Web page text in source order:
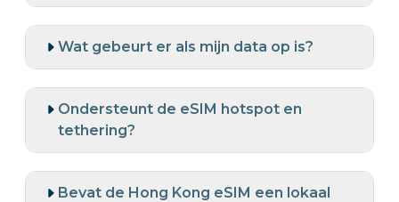
Wat gebeurt er als mijn data op is?
Ondersteunt de eSIM hotspot en
tethering?
Bevat de Hong Kong eSIM een lokaal